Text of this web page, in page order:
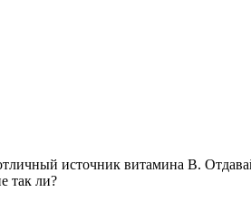
источник витамина B.
так ли?